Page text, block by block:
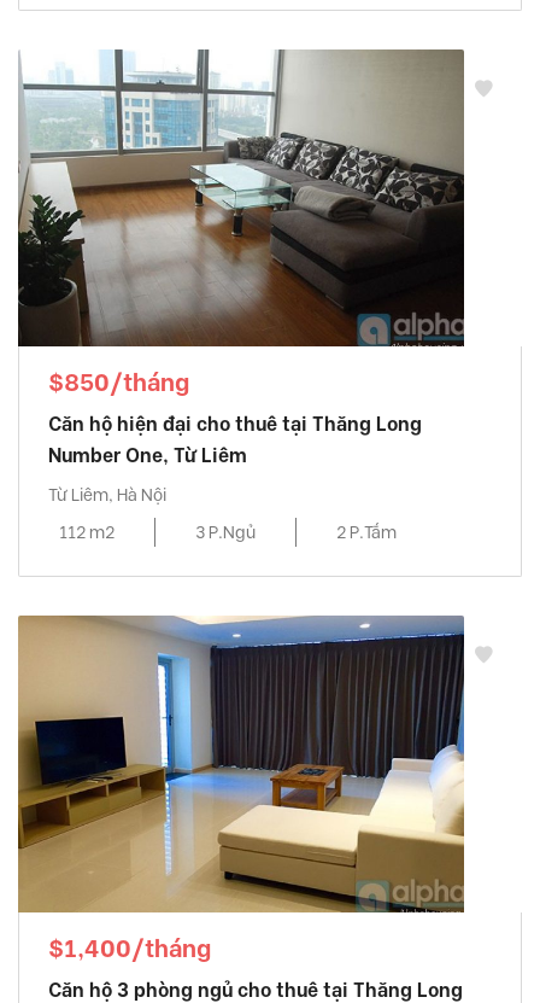
$850/tháng
Căn hộ hiện đại cho thuê tại Thăng Long
Number One, Từ Liêm
Từ Liêm, Hà Nội
112 m2
3 P.Ngủ 2 P.Tắm
$1,400/tháng
Căn hộ 3 phòng ngủ cho thuê tại Thăng Long